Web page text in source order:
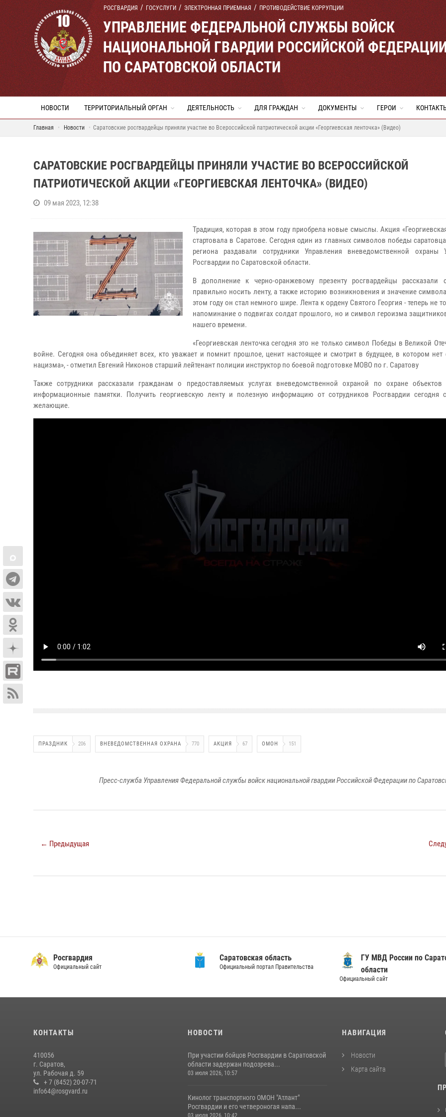
РОСГВАРДИЯ ГОСУСЛУГИ ЭЛЕКТРОННАЯ ПРИЕМНАЯ ПРОТИВОДЕЙСТВИЕ КОРРУПЦИИ
УПРАВЛЕНИЕ ФЕДЕРАЛЬНОЙ СЛУЖБЫ ВОЙСК
НАЦИОНАЛЬНОЙ ГВАРДИИ РОССИЙСКОЙ
ПО САРАТОВСКОЙ ОБЛАСТИ
НОВОСТИ ТЕРРИТОРИАЛЬНЫЙ ОРГАН ДЕЯТЕЛЬНОСТЬ ДЛЯ ГРАЖДАН ДОКУМЕНТЫ ГЕРОИ
Главная Новости Саратовские росгвардейцы приняли участие во Всероссийской патриотической акции «Георгиевская ленточка» (Видео)
САРАТОВСКИЕ РОСГВАРДЕЙЦЫ ПРИНЯЛИ УЧАСТИЕ ВО ВСЕРОССИЙСКОЙ
ПАТРИОТИЧЕСКОЙ АКЦИИ «ГЕОРГИЕВСКАЯ ЛЕНТОЧКА» (ВИДЕО)
09 мая 2023, 12:38
Традиция, которая в этом году приобрела новые смыслы. Акция
стартовала в Саратове. Сегодня один из главных символов победы
региона раздавали сотрудники Управления вневедомственной охраны
Росгвардии по Саратовской области.
В дополнение к черно-оранжевому презенту росгвардейцы
правильно носить ленту, а также историю возникновения и значение
этом году он стал немного шире. Лента к ордену Святого Георгия - теперь не
напоминание о подвигах солдат прошлого, но и символ героизма
нашего времени.
«Георгиевская ленточка сегодня это не только символ Победы в Великой
войне. Сегодня она объединяет всех, кто уважает и помнит прошлое, ценит настоящее и смотрит в будущее, в котором
нацизма», - отметил Евгений Никонов старший лейтенант полиции инструктор по боевой подготовке МОВО по г. Саратову
Также сотрудники рассказали гражданам о предоставляемых услугах вневедомственной охраной по охране
информационные памятки. Получить георгиевскую ленту и полезную информацию от сотрудников Росгвардии сегодня
желающие.
ПРАЗДНИК 206 ВНЕВЕДОМСТВЕННАЯ ОХРАНА 770 АКЦИЯ 67 ОМОН 151
Пресс-служба Управления Федеральной службы войск национальной гвардии Российской Федерации по
← Предыдущая
Росгвардия
Официальный сайт
Саратовская область
Официальный портал Правительства
ГУ МВД России по
области
Официальный сайт
КОНТАКТЫ
410056
г. Саратов,
ул. Рабочая д. 59
+ 7 (8452) 20-07-71
info64@rosgvard.ru
НОВОСТИ
При участии бойцов Росгвардии в Саратовской
области задержан подозрева...
03 июля 2026, 10:57
Кинолог транспортного ОМОН "Атлант"
Росгвардии и его четвероногая напа...
НАВИГАЦИЯ
Новости
Карта сайта